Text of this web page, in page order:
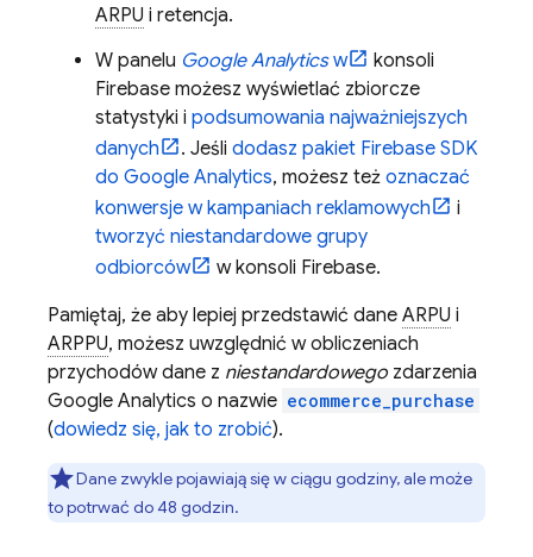
ARPU i retencja.
W panelu Google Analyticsw
konsoli
Firebase możesz wyświetlać zbiorcze
statystyki i podsumowania najważniejszych
danych
. Jeśli dodasz pakiet Firebase SDK
do Google Analytics, możesz też oznaczać
konwersje w kampaniach reklamowych
i
tworzyć niestandardowe grupy
odbiorców
w konsoli Firebase.
Pamiętaj, że aby lepiej przedstawić dane ARPU i
ARPPU, możesz uwzględnić w obliczeniach
przychodów dane z niestandardowego zdarzenia
Google Analytics o nazwie ecommerce_purchase
(dowiedz się, jak to zrobić).
Dane zwykle pojawiają się w ciągu godziny, ale może
to potrwać do 48 godzin.